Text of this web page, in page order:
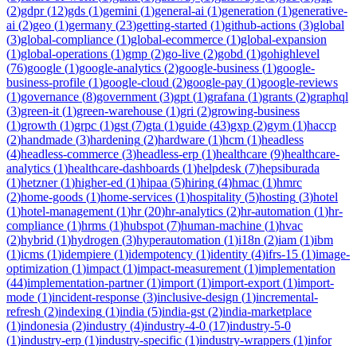
(2)gdpr(12)gds (1)gemini (1)general-ai (1)generation (1)generative-
ai (2)geo (1)germany (23)getting-started (1)github-actions (3)global
(3)global-compliance (1)global-ecommerce (1)global-expansion
(1)global-operations (1)gmp (2)go-live (2)gobd (1)gohighlevel
(76)google (1)google-analytics (2)google-business (1)google-
business-profile (1)google-cloud (2)google-pay (1)google-reviews
(1)governance (8)government (3)gpt (1)grafana (1)grants (2)graphql
(3)green-it (1)green-warehouse (1)gri (2)growing-business
(1)growth (1)grpc (1)gst (7)gta (1)guide (43)gxp (2)gym (1)haccp
(2)handmade (3)hardening (2)hardware (1)hcm (1)headless
(4)headless-commerce (3)headless-erp (1)healthcare (9)healthcare-
analytics (1)healthcare-dashboards (1)helpdesk (7)hepsiburada
(1)hetzner(1)higher-ed (1)hipaa (5)hiring (4)hmac (1)hmrc
(2)home-goods (1)home-services (1)hospitality (5)hosting (3)hotel
(1)hotel-management (1)hr(20)hr-analytics (2)hr-automation (1)hr-
compliance (1)hrms (1)hubspot (7)human-machine (1)hvac
(2)hybrid (1)hydrogen (3)hyperautomation (1)i18n (2)iam (1)ibm
(1)icms (1)idempiere (1)idempotency (1)identity (4)ifrs-15 (1)image-
optimization (1)impact (1)impact-measurement (1)implementation
(44)implementation-partner(1)import (1)import-export (1)import-
mode (1)incident-response (3)inclusive-design (1)incremental-
refresh (2)indexing (1)india (5)india-gst (2)india-marketplace
(1)indonesia (2)industry (4)industry-4-0 (17)industry-5-0
(1)industry-erp (1)industry-specific (1)industry-wrappers (1)infor